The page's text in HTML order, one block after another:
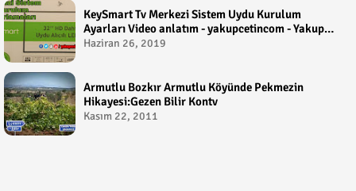
KeySmart Tv Merkezi Sistem Uydu Kurulum
Ayarları Video anlatım - yakupcetincom - Yakup
Çetin
Haziran 26, 2019
Armutlu Bozkır Armutlu Köyünde Pekmezin
Hikayesi:Gezen Bilir Kontv
Kasım 22, 2011